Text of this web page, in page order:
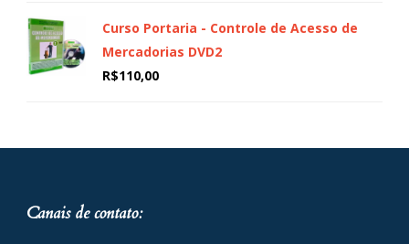
Curso Portaria - Controle de Acesso de
Mercadorias DVD2
R$110,00
Canais de contato: